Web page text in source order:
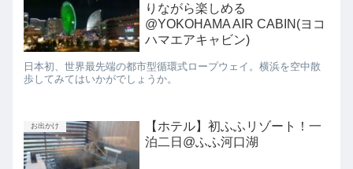
りながら楽しめる
@YOKOHAMA AIR CABIN(ヨコ
ハマエアキャビン)
日本初、世界最先端の都市型循環式ロープウェイ。横浜を空中散
歩してみてはいかがでしょうか。
お出かけ
【ホテル】初ふふリゾート！一
泊二日@ふふ河口湖